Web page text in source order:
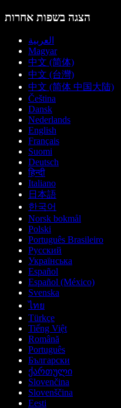
הצגה בשפות אחרות
العربية
Magyar
中文 (简体)
中文 (台灣)
中文 (简体 中国大陆)
Čeština
Dansk
Nederlands
English
Français
Suomi
Deutsch
हिन्दी
Italiano
日本語
한국어
Norsk bokmål
Polski
Português Brasileiro
Русский
Українська
Español
Español (México)
Svenska
ไทย
Türkçe
Tiếng Việt
Română
Português
Български
ქართული
Slovenčina
Slovenščina
Eesti